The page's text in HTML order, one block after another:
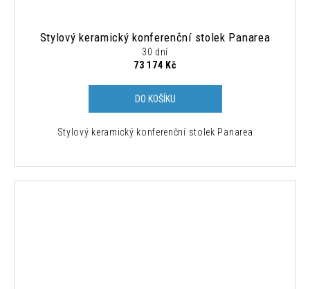
Stylový keramický konferenční stolek Panarea
30 dní
73 174 Kč
DO KOŠÍKU
Stylový keramický konferenční stolek Panarea